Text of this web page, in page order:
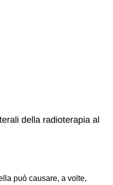
della radioterapia al
può causare, a volte,